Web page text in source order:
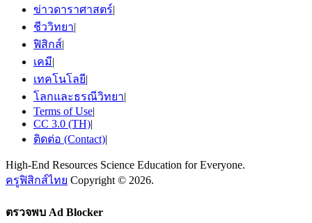
ข่าวดาราศาสตร์|
ชีววิทยา|
ฟิสิกส์|
เคมี|
เทคโนโลยี|
โลกและธรณีวิทยา|
Terms of Use|
CC 3.0 (TH)|
ติดต่อ (Contact)|
High-End Resources Science Education for Everyone.
ครูฟิสิกส์ไทย Copyright © 2026.
ตรวจพบ Ad Blocker